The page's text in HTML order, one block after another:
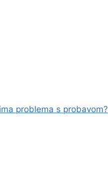
problema s probavom?